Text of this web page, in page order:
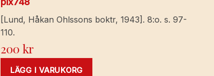
[Lund, Håkan Ohlssons boktr, 1943]. 8:o. s. 97-
110.
200kr
LÄGG I VARUKORG